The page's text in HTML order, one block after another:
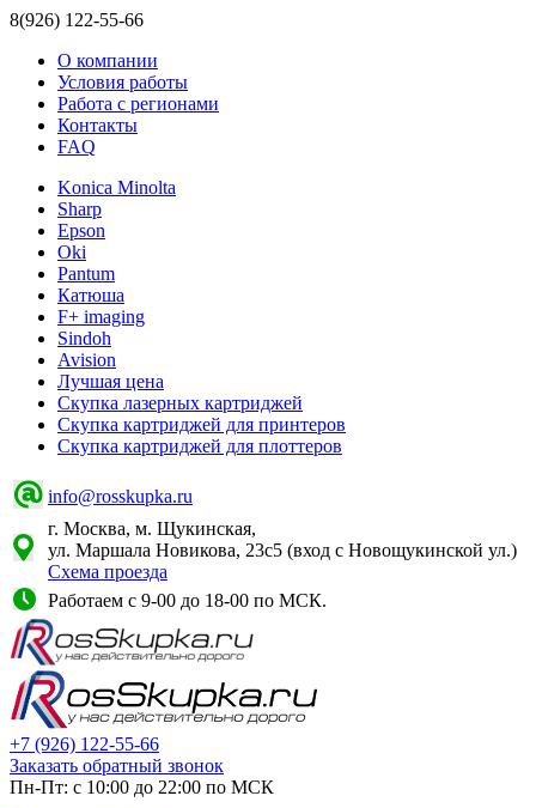
8(926) 122-55-66
О компании
Условия работы
Работа с регионами
Контакты
FAQ
Konica Minolta
Sharp
Epson
Oki
Pantum
Катюша
F+ imaging
Sindoh
Avision
Лучшая цена
Скупка лазерных картриджей
Скупка картриджей для принтеров
Скупка картриджей для плоттеров
info@rosskupka.ru
г. Москва, м. Щукинская,
ул. Маршала Новикова, 23с5 (вход с Новощукинской ул.)
Схема проезда
Работаем с 9-00 до 18-00 по МСК.
+7 (926) 122-55-66
Заказать обратный звонок
Пн-Пт: с 10:00 до 22:00 по МСК